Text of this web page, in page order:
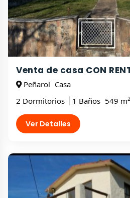
Venta de casa CON
Peñarol Casa
2 Dormitorios
1 Baños 549 m2
Ver Detalles